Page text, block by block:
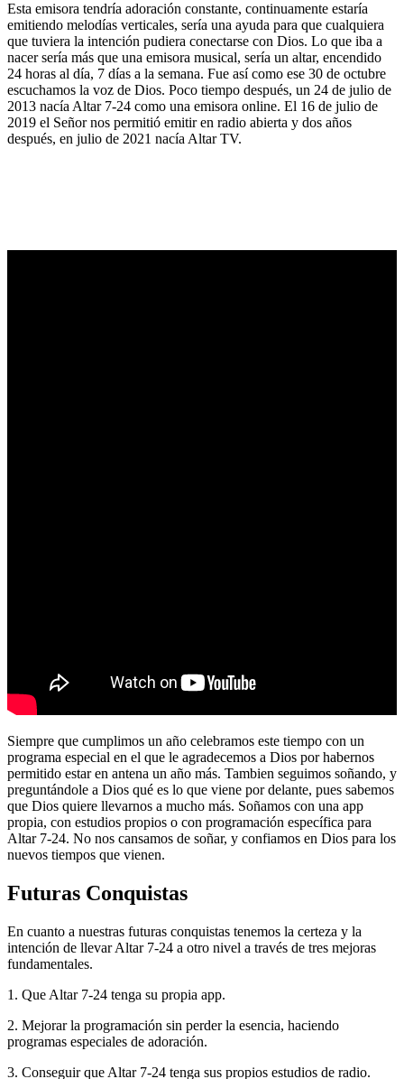
Esta emisora tendría adoración constante, continuamente estaría
emitiendo melodías verticales, sería una ayuda para que cualquiera
que tuviera la intención pudiera conectarse con Dios. Lo que iba a
nacer sería más que una emisora musical, sería un altar, encendido
24 horas al día, 7 días a la semana. Fue así como ese 30 de octubre
escuchamos la voz de Dios. Poco tiempo después, un 24 de julio de
2013 nacía Altar 7-24 como una emisora online. El 16 de julio de
2019 el Señor nos permitió emitir en radio abierta y dos años
después, en julio de 2021 nacía Altar TV.
Siempre que cumplimos un año celebramos este tiempo con un
programa especial en el que le agradecemos a Dios por habernos
permitido estar en antena un año más. Tambien seguimos soñando, y
preguntándole a Dios qué es lo que viene por delante, pues sabemos
que Dios quiere llevarnos a mucho más. Soñamos con una app
propia, con estudios propios o con programación específica para
Altar 7-24. No nos cansamos de soñar, y confiamos en Dios para los
nuevos tiempos que vienen.
Futuras Conquistas
En cuanto a nuestras futuras conquistas tenemos la certeza y la
intención de llevar Altar 7-24 a otro nivel a través de tres mejoras
fundamentales.
1. Que Altar 7-24 tenga su propia app.
2. Mejorar la programación sin perder la esencia, haciendo
programas especiales de adoración.
3. Conseguir que Altar 7-24 tenga sus propios estudios de radio.